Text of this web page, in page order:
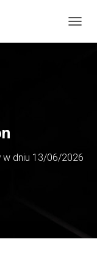
w dniu 13/06/2026